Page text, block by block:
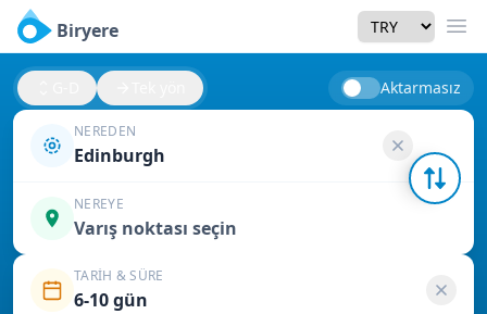
Biryere Currency
Aktarmasız
NEREDEN
Edinburgh
NEREYE
Varış noktası seçin
TARIH & SÜRE
6-10 gün